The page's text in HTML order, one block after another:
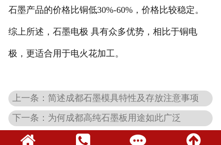
石墨产品的价格比铜低30%-60%，价格比较稳定。
综上所述，石墨电极 具有众多优势，相比于铜电
极，更适合用于电火花加工。
上一条：简述成都石墨模具特性及存放注意事项
下一条：为何成都高纯石墨板用途如此广泛